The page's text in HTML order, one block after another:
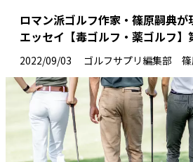
ロマン派ゴルフ作家・篠原嗣典が
エッセイ【毒ゴルフ・薬ゴルフ】
2022/09/03 ゴルフサプリ編集部